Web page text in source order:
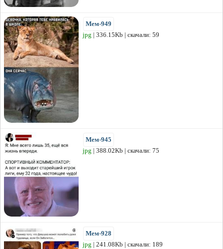
Мем-949
jpg | 336.15Kb | скачали: 59
Мем-945
jpg | 388.02Kb | скачали: 75
Мем-928
jpg | 241.08Kb | скачали: 189